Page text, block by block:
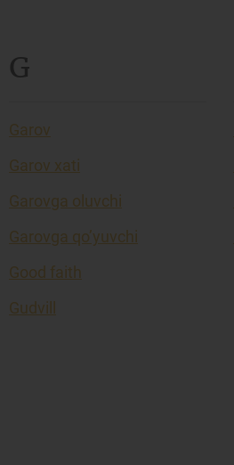
G
Garov
Garov xati
Garovga oluvchi
Garovga qo’yuvchi
Good faith
Gudvill